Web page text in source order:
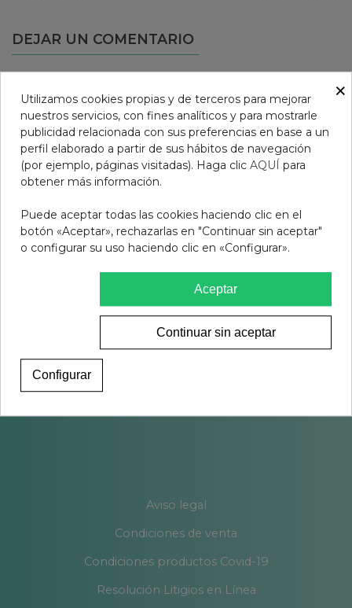
DEJAR UN COMENTARIO
Aviso legal
Condiciones de venta
Condiciones productos Covid-19
Resolución Litigios en Línea
×
Utilizamos cookies propias y de terceros para mejorar
nuestros servicios, con fines analíticos y para mostrarle
publicidad relacionada con sus preferencias en base a un
perfil elaborado a partir de sus hábitos de navegación
(por ejemplo, páginas visitadas). Haga clic AQUÍ para
obtener más información.
Puede aceptar todas las cookies haciendo clic en el
botón «Aceptar», rechazarlas en "Continuar sin aceptar"
o configurar su uso haciendo clic en «Configurar».
Aceptar
Continuar sin aceptar
Configurar